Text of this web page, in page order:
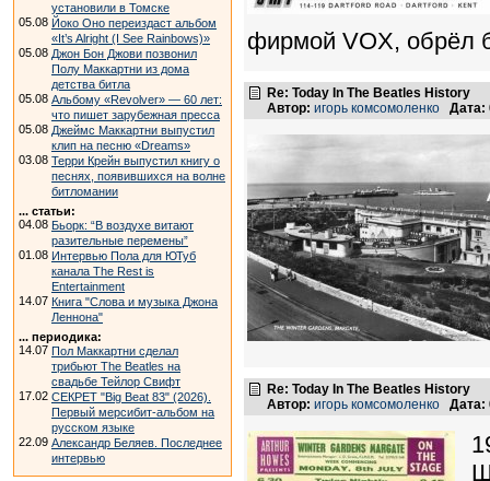
установили в Томске
05.08 Йоко Оно переиздаст альбом
«It’s Alright (I See Rainbows)»
05.08 Джон Бон Джови позвонил
Полу Маккартни из дома
детства битла
05.08 Альбому «Revolver» — 60 лет:
что пишет зарубежная пресса
05.08 Джеймс Маккартни выпустил
клип на песню «Dreams»
03.08 Терри Крейн выпустил книгу о
песнях, появившихся на волне
битломании
... статьи:
04.08 Бьорк: “В воздухе витают
разительные перемены”
01.08 Интервью Пола для ЮТуб
канала The Rest is
Entertainment
14.07 Книга "Слова и музыка Джона
Леннона"
... периодика:
14.07 Пол Маккартни сделал
трибьют The Beatles на
свадьбе Тейлор Свифт
17.02 СЕКРЕТ "Big Beat 83" (2026).
Первый мерсибит-альбом на
русском языке
22.09 Александр Беляев. Последнее
интервью
фирмой VOX, обрёл
Re: Today In The Beatles History
Автор: игорь комсомоленко Дата:
Re: Today In The Beatles History
Автор: игорь комсомоленко Дата: